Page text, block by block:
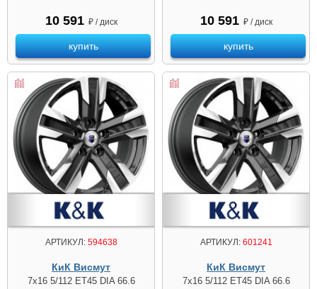
10 591 ₽ / диск
купить
10 591 ₽ / диск
купить
АРТИКУЛ:594638
КиК Висмут
7x16 5/112 ET45 DIA 66.6
АРТИКУЛ:601241
КиК Висмут
7x16 5/112 ET45 DIA 66.6